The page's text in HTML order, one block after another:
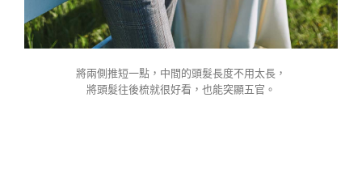
將兩側推短一點，中間的頭髮長度不用太長，
將頭髮往後梳就很好看，也能突顯五官。